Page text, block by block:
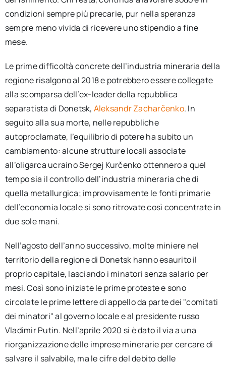
condizioni sempre più precarie, pur nella speranza
sempre meno vivida di ricevere uno stipendio a fine
mese.
Le prime difficoltà concrete dell’industria mineraria della
regione risalgono al 2018 e potrebbero essere collegate
alla scomparsa dell’ex-leader della repubblica
separatista di Donetsk, Aleksandr Zacharčenko. In
seguito alla sua morte, nelle repubbliche
autoproclamate, l’equilibrio di potere ha subito un
cambiamento: alcune strutture locali associate
all’oligarca ucraino Sergej Kurčenko ottennero a quel
tempo sia il controllo dell’industria mineraria che di
quella metallurgica; improvvisamente le fonti primarie
dell’economia locale si sono ritrovate così concentrate in
due sole mani.
Nell’agosto dell’anno successivo, molte miniere nel
territorio della regione di Donetsk hanno esaurito il
proprio capitale, lasciando i minatori senza salario per
mesi. Così sono iniziate le prime proteste e sono
circolate le prime lettere di appello da parte dei "comitati
dei minatori" al governo locale e al presidente russo
Vladimir Putin. Nell’aprile 2020 si è dato il via a una
riorganizzazione delle imprese minerarie per cercare di
salvare il salvabile, ma le cifre del debito delle